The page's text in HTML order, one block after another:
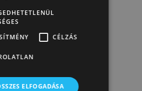
CÉLZÁS
ELFOGADÁSA